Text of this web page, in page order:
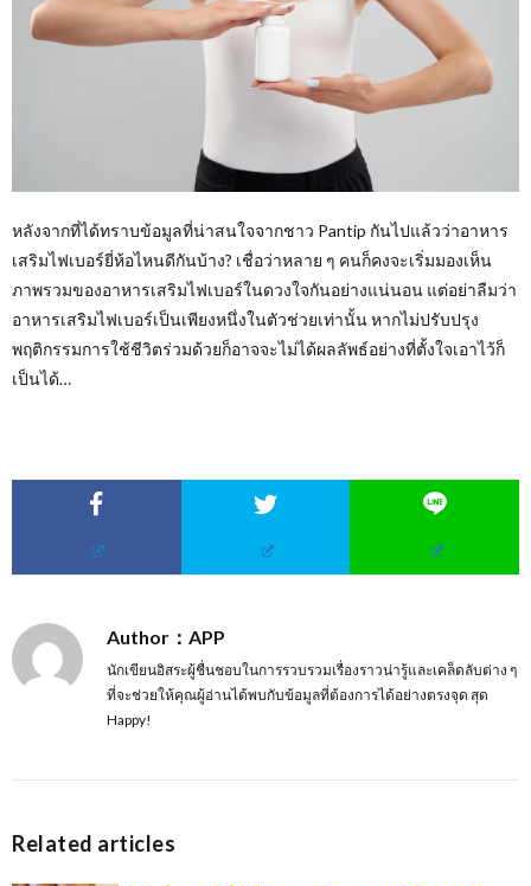
หลังจากที่ได้ทราบข้อมูลที่น่าสนใจจากชาว Pantip กันไปแล้วว่าอาหาร
เสริมไฟเบอร์ยี่ห้อไหนดีกันบ้าง? เชื่อว่าหลาย ๆ คนก็คงจะเริ่มมองเห็น
ภาพรวมของอาหารเสริมไฟเบอร์ในดวงใจกันอย่างแน่นอน แต่อย่าลืมว่า
อาหารเสริมไฟเบอร์เป็นเพียงหนึ่งในตัวช่วยเท่านั้น หากไม่ปรับปรุง
พฤติกรรมการใช้ชีวิตร่วมด้วยก็อาจจะไม่ได้ผลลัพธ์อย่างที่ตั้งใจเอาไว้ก็
เป็นได้…
Author：APP
นักเขียนอิสระผู้ชื่นชอบในการรวบรวมเรื่องราวน่ารู้และเคล็ดลับต่าง ๆ
ที่จะช่วยให้คุณผู้อ่านได้พบกับข้อมูลที่ต้องการได้อย่างตรงจุด สุด
Happy!
Related articles